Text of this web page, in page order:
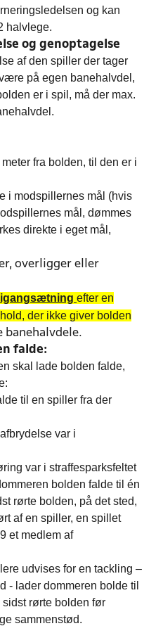
og kan
halvlege.
og genoptagelse
af den spiller der tager
på egen banehalvdel,
er i spil, må der max.
fra bolden, til den er i
i modspillernes mål (hvis
mål, dømmes
direkte i eget mål,
overligger eller
efter en
der ikke giver bolden
banehalvdele.
falde:
skal lade bolden falde,
til en spiller fra der
var i
var i straffesparksfeltet
bolden falde til én
rørte bolden, på det sted,
af en spiller, en spillet
et medlem af
udvises for en tackling –
- lader dommeren bolde til
rørte bolden før
sammenstød.